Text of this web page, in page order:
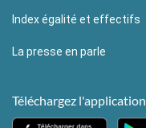
Index égalité et effectifs
La presse en parle
Téléchargez l'application